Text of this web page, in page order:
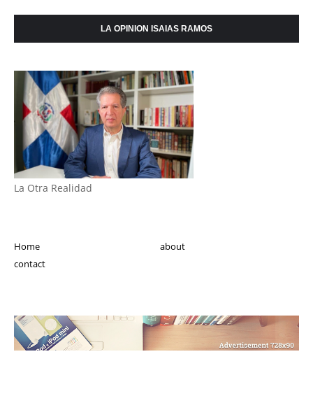
LA OPINION ISAIAS RAMOS
La Otra Realidad
Home
about
contact